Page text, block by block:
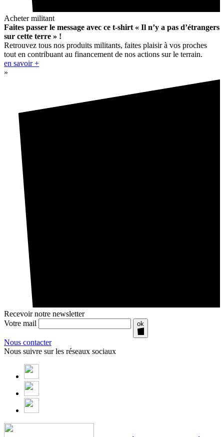
Acheter militant
Faites passer le message avec ce t-shirt « Il n’y a pas d’étrangers
sur cette terre » !
Retrouvez tous nos produits militants, faites plaisir à vos proches
tout en contribuant au financement de nos actions sur le terrain.
en savoir +
»
Recevoir notre newsletter
Votre mail
ok
Nous contacter
Nous suivre sur les réseaux sociaux